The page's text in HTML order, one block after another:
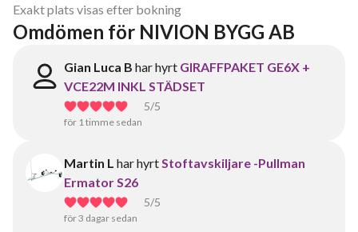
Exakt plats visas efter bokning
Omdömen för NIVION BYGG AB
Gian Luca B har hyrt GIRAFFPAKET GE6X +
VCE22M INKL STÄDSET
5/5
för 1 timme sedan
Martin L har hyrtStoftavskiljare -Pullman
Ermator S26
5/5
för 3 dagar sedan